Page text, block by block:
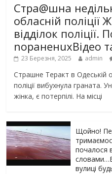
Стра@шна
обласній поліції
відділок поліції.
nораненuхВідео
23 Березня, 2025 admin
Страшне Теракт в Одеській
поліції вибухнула граната.
жінка, є потерпілі. На місці
Щойно!
почалося
вулиці